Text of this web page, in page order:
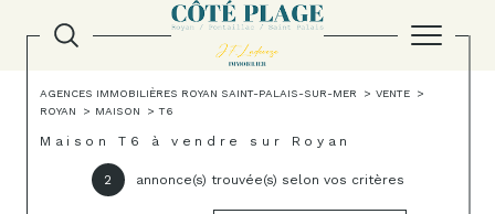
AGENCES IMMOBILIÈRES ROYAN SAINT-PALAIS-SUR-MER
VENTE
ROYAN
MAISON T6
Maison T6 à vendre sur Royan
2 annonce(s) trouvée(s) selon vos critères